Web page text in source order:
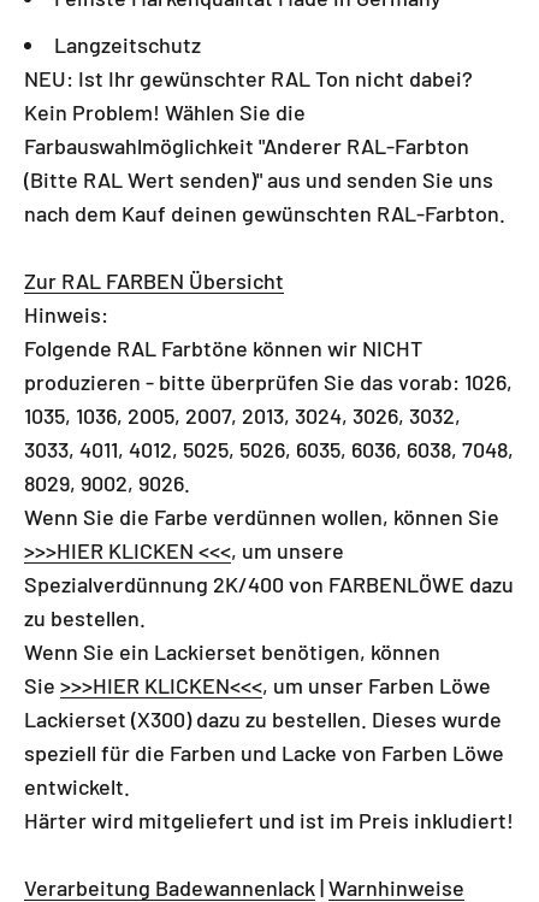
Langzeitschutz
NEU: Ist Ihr gewünschter RAL Ton nicht dabei?
Kein Problem! Wählen Sie die
Farbauswahlmöglichkeit "Anderer RAL-Farbton
(Bitte RAL Wert senden)" aus und senden Sie uns
nach dem Kauf deinen gewünschten RAL-Farbton.
Zur RAL FARBEN Übersicht
Hinweis:
Folgende RAL Farbtöne können wir NICHT
produzieren - bitte überprüfen Sie das vorab: 1026,
1035, 1036, 2005, 2007, 2013, 3024, 3026, 3032,
3033, 4011, 4012, 5025, 5026, 6035, 6036, 6038, 7048,
8029, 9002, 9026.
Wenn Sie die Farbe verdünnen wollen, können Sie
>>>HIER KLICKEN <<<, um unsere
Spezialverdünnung 2K/400 von FARBENLÖWE dazu
zu bestellen.
Wenn Sie ein Lackierset benötigen, können
Sie >>>HIER KLICKEN<<<, um unser Farben Löwe
Lackierset (X300) dazu zu bestellen. Dieses wurde
speziell für die Farben und Lacke von Farben Löwe
entwickelt.
Härter wird mitgeliefert und ist im Preis inkludiert!
Verarbeitung Badewannenlack|Warnhinweise